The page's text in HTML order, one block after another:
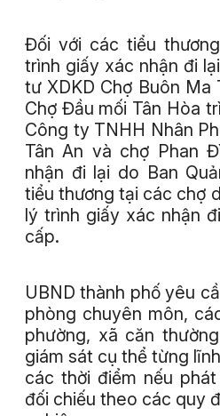
Đối với các tiểu
trình giấy xác nhận đi
tư XDKD Chợ Buôn
Chợ Đầu mối Tân Hòa
Công ty TNHH Nhân
Tân An và chợ Phan
nhận đi lại do Ban
tiểu thương tại các chợ
lý trình giấy xác nhận
cấp.
UBND thành phố yêu
phòng chuyên môn,
phường, xã căn
giám sát cụ thể từng
các thời điểm nếu
đối chiếu theo các quy